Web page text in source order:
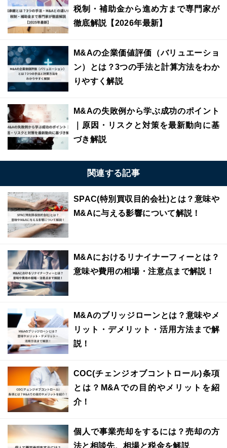
税制・補助金から進め方まで専門家が
徹底解説【2026年最新】
M&Aの企業価値評価（バリュエーショ
ン）とは？3つの手法と計算方法をわか
りやすく解説
M&Aの失敗例から学ぶ成功のポイント
｜原因・リスクと対策を最新動向に基
づき解説
関連する記事
SPAC(特別買収目的会社)とは？意味や
M&Aに与える影響について解説！
M&Aにおけるリナイナーフィーとは？
意味や費用の相場・注意点まで解説！
M&Aのブリッジローンとは？意味やメ
リット・デメリット・活用方法まで解
説！
COC(チェンジオブコントロール)条項
とは？M&Aでの目的やメリットを紹
介！
個人で事業売却をするには？売却の方
法と相談先、相場と税金を解説